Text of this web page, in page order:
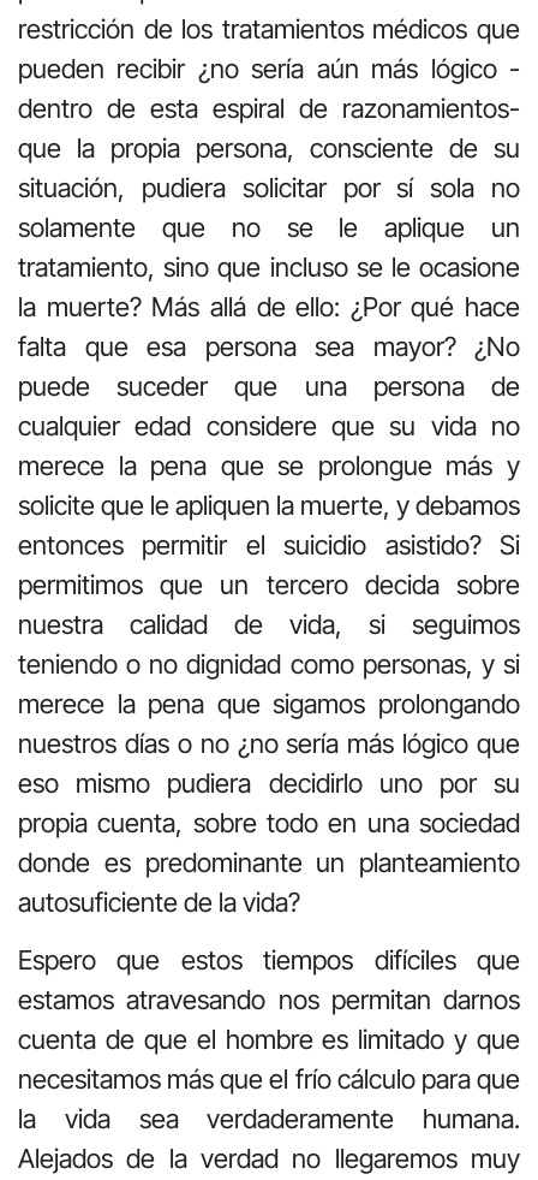
restricción de los tratamientos médicos que
pueden recibir ¿no sería aún más lógico -
dentro de esta espiral de razonamientos-
que la propia persona, consciente de su
situación, pudiera solicitar por sí sola no
solamente que no se le aplique un
tratamiento, sino que incluso se le ocasione
la muerte? Más allá de ello: ¿Por qué hace
falta que esa persona sea mayor? ¿No
puede suceder que una persona de
cualquier edad considere que su vida no
merece la pena que se prolongue más y
solicite que le apliquen la muerte, y debamos
entonces permitir el suicidio asistido? Si
permitimos que un tercero decida sobre
nuestra calidad de vida, si seguimos
teniendo o no dignidad como personas, y si
merece la pena que sigamos prolongando
nuestros días o no ¿no sería más lógico que
eso mismo pudiera decidirlo uno por su
propia cuenta, sobre todo en una sociedad
donde es predominante un planteamiento
autosuficiente de la vida?
Espero que estos tiempos difíciles que
estamos atravesando nos permitan darnos
cuenta de que el hombre es limitado y que
necesitamos más que el frío cálculo para que
la vida sea verdaderamente humana.
Alejados de la verdad no llegaremos muy